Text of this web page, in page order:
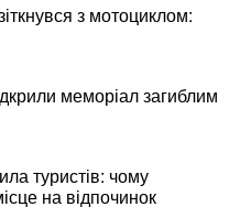
з мотоциклом:
меморіал загиблим
туристів: чому
на відпочинок